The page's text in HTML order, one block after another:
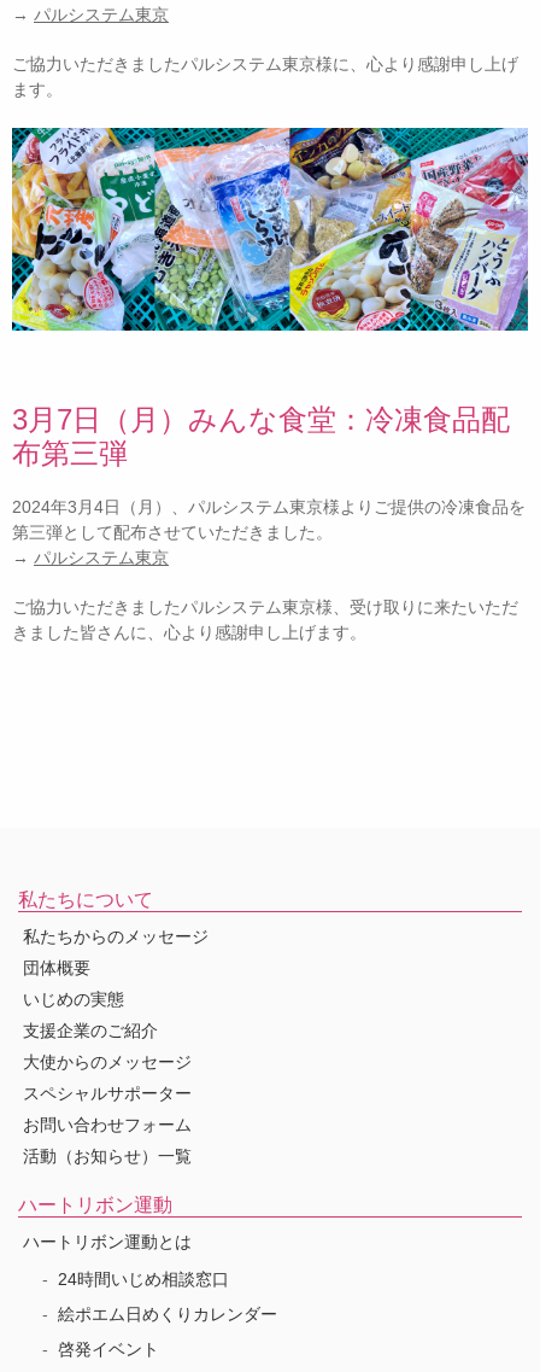
→ パルシステム東京
ご協力いただきましたパルシステム東京様に、心より感謝申し上げ
ます。
3月7日（月）みんな食堂：冷凍食品配
布第三弾
2024年3月4日（月）、パルシステム東京様よりご提供の冷凍食品を
第三弾として配布させていただきました。
→ パルシステム東京
ご協力いただきましたパルシステム東京様、受け取りに来たいただ
きました皆さんに、心より感謝申し上げます。
私たちについて
私たちからのメッセージ
団体概要
いじめの実態
支援企業のご紹介
大使からのメッセージ
スペシャルサポーター
お問い合わせフォーム
活動（お知らせ）一覧
ハートリボン運動
ハートリボン運動とは
24時間いじめ相談窓口
絵ポエム日めくりカレンダー
啓発イベント